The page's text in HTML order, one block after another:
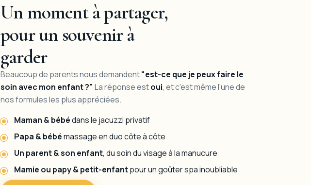
Un moment à partager,
pour un souvenir à
garder
Beaucoup de parents nous demandent"est-ce que je peux faire le
soin avec mon enfant ?" La réponse estoui, et c'est même l'une de
nos formules les plus appréciées.
Maman & bébédans le jacuzzi privatif
Papa & bébémassage en duo côte à côte
Un parent & son enfant, du soin du visage à la manucure
Mamie ou papy & petit-enfantpour un goûter spa inoubliable